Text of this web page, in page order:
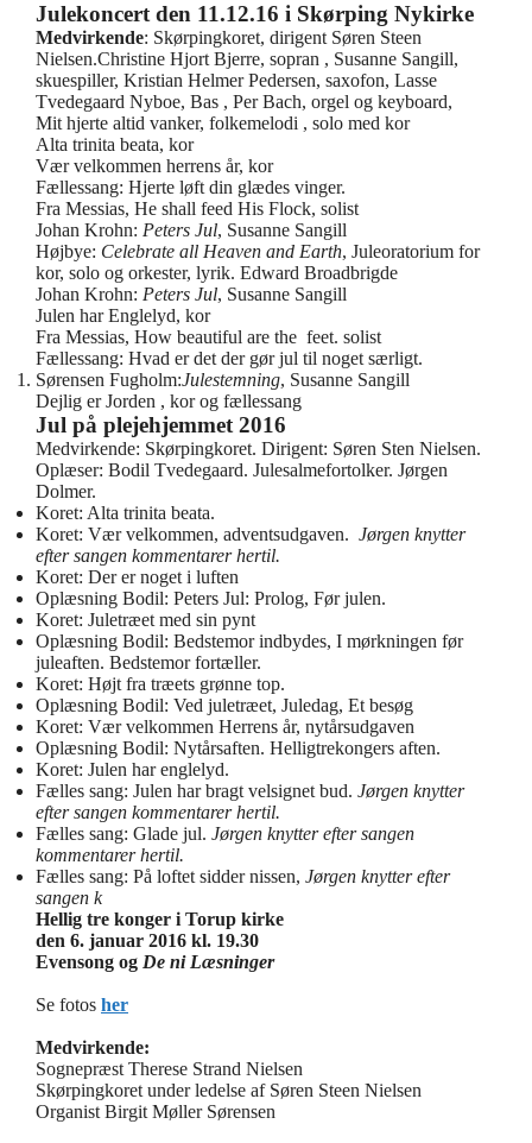
Julekoncert den 11.12.16 i Skørping Nykirke
Medvirkende: Skørpingkoret, dirigent Søren Steen
Nielsen.Christine Hjort Bjerre, sopran , Susanne Sangill,
skuespiller, Kristian Helmer Pedersen, saxofon, Lasse
Tvedegaard Nyboe, Bas , Per Bach, orgel og keyboard,
Mit hjerte altid vanker, folkemelodi , solo med kor
Alta trinita beata, kor
Vær velkommen herrens år, kor
Fællessang: Hjerte løft din glædes vinger.
Fra Messias, He shall feed His Flock, solist
Johan Krohn: Peters Jul, Susanne Sangill
Højbye: Celebrate all Heaven and Earth, Juleoratorium for
kor, solo og orkester, lyrik. Edward Broadbrigde
Johan Krohn: Peters Jul, Susanne Sangill
Julen har Englelyd, kor
Fra Messias, How beautiful are the feet. solist
Fællessang: Hvad er det der gør jul til noget særligt.
Sørensen Fugholm:Julestemning, Susanne Sangill
Dejlig er Jorden , kor og fællessang
Jul på plejehjemmet 2016
Medvirkende: Skørpingkoret. Dirigent: Søren Sten Nielsen.
Oplæser: Bodil Tvedegaard. Julesalmefortolker. Jørgen
Dolmer.
Koret: Alta trinita beata.
Koret: Vær velkommen, adventsudgaven. Jørgen knytter
efter sangen kommentarer hertil.
Koret: Der er noget i luften
Oplæsning Bodil: Peters Jul: Prolog, Før julen.
Koret: Juletræet med sin pynt
Oplæsning Bodil: Bedstemor indbydes, I mørkningen før
juleaften. Bedstemor fortæller.
Koret: Højt fra træets grønne top.
Oplæsning Bodil: Ved juletræet, Juledag, Et besøg
Koret: Vær velkommen Herrens år, nytårsudgaven
Oplæsning Bodil: Nytårsaften. Helligtrekongers aften.
Koret: Julen har englelyd.
Fælles sang: Julen har bragt velsignet bud. Jørgen knytter
efter sangen kommentarer hertil.
Fælles sang: Glade jul. Jørgen knytter efter sangen
kommentarer hertil.
Fælles sang: På loftet sidder nissen, Jørgen knytter efter
sangen k
Hellig tre konger i Torup kirke
den 6. januar 2016 kl. 19.30
Evensong og De ni Læsninger
Se fotos her
Medvirkende:
Sognepræst Therese Strand Nielsen
Skørpingkoret under ledelse af Søren Steen Nielsen
Organist Birgit Møller Sørensen